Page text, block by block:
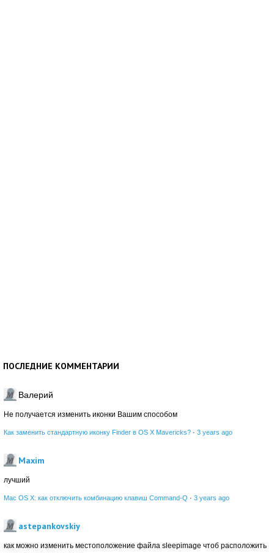
ПОСЛЕДНИЕ КОММЕНТАРИИ
Валерий
Не получается изменить иконки Вашим способом
Как заменить стандартную иконку Finder в OS X Mavericks? · 3 years ago
Maxim
лучший
Mac OS X: как отключить комбинацию клавиш Command-Q · 3 years ago
astepankovskiy
как можно изменить местоположение файла sleepimage чтоб расположить